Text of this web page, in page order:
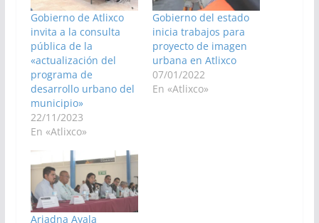
Gobierno de Atlixco
invita a la consulta
pública de la
«actualización del
programa de
desarrollo urbano del
municipio»
22/11/2023
En «Atlixco»
Gobierno del estado
inicia trabajos para
proyecto de imagen
urbana en Atlixco
07/01/2022
En «Atlixco»
Ariadna Ayala